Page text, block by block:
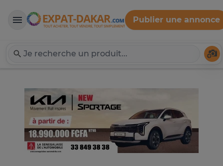
Expat-Dakar
Publier une annonce